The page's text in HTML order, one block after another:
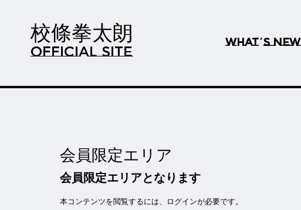
校條拳太朗
OFFICIAL SITE
WHAT’S NEW
会員限定エリア
会員限定エリアとなります
本コンテンツを閲覧するには、ログインが必要です。